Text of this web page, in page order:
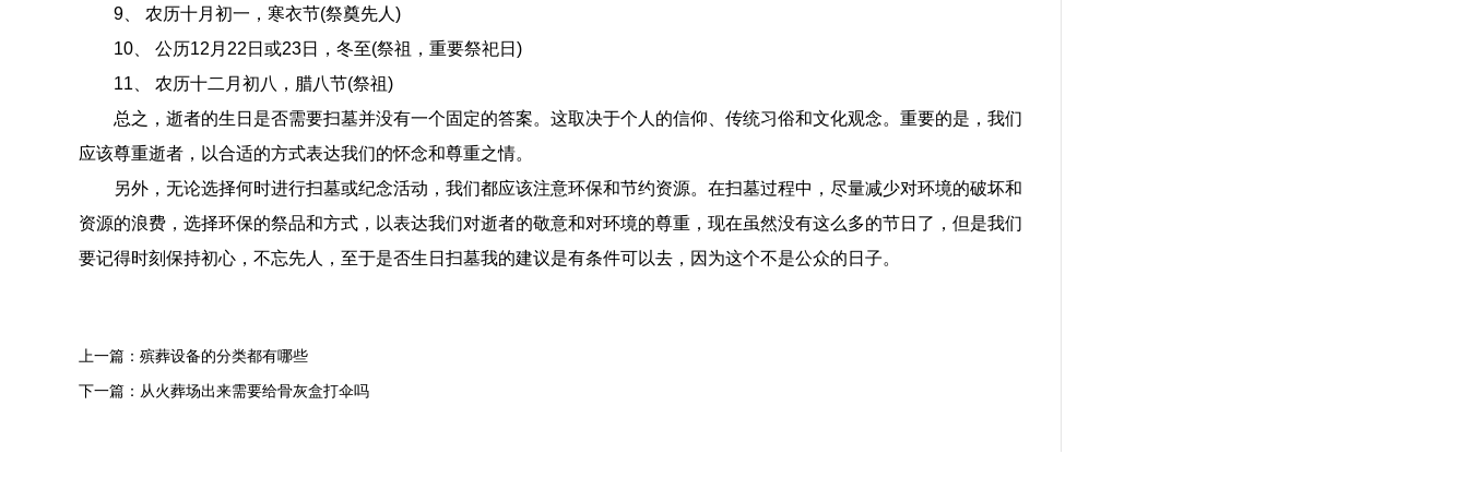
9、 农历十月初一，寒衣节(祭奠先人)
10、 公历12月22日或23日，冬至(祭祖，重要祭祀日)
11、 农历十二月初八，腊八节(祭祖)
总之，逝者的生日是否需要扫墓并没有一个固定的答案。这取决于个人的信仰、传统习俗和文化观念。重要的是，我们
应该尊重逝者，以合适的方式表达我们的怀念和尊重之情。
另外，无论选择何时进行扫墓或纪念活动，我们都应该注意环保和节约资源。在扫墓过程中，尽量减少对环境的破坏和
资源的浪费，选择环保的祭品和方式，以表达我们对逝者的敬意和对环境的尊重，现在虽然没有这么多的节日了，但是我们
要记得时刻保持初心，不忘先人，至于是否生日扫墓我的建议是有条件可以去，因为这个不是公众的日子。
上一篇： 殡葬设备的分类都有哪些
下一篇： 从火葬场出来需要给骨灰盒打伞吗